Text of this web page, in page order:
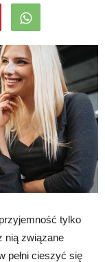
tylko
nią związane
pełni cieszyć się